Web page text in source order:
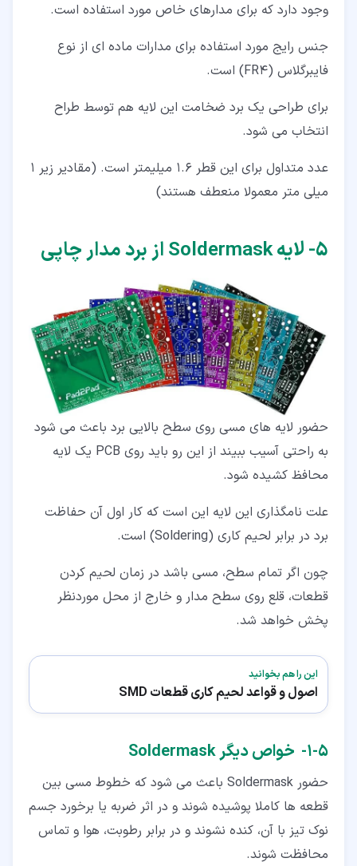
وجود دارد که برای مدارهای خاص مورد استفاده است.
جنس رایج مورد استفاده برای مدارات ماده ای از نوع
فایبرگلاس (FR4) است.
برای طراحی یک برد ضخامت این لایه هم توسط طراح
انتخاب می شود.
عدد متداول برای این قطر 1.6 میلیمتر است. (مقادیر زیر 1
میلی متر معمولا منعطف هستند)
۵‏- لایه Soldermask از برد مدار چاپی
حضور لایه های مسی روی سطح بالایی برد باعث می شود
به راحتی آسیب ببیند از این رو باید روی PCB یک لایه
محافظ کشیده شود.
علت نامگذاری این لایه این است که کار اول آن حفاظت
برد در برابر لحیم کاری (Soldering) است.
چون اگر تمام سطح، مسی باشد در زمان لحیم کردن
قطعات، قلع روی سطح مدار و خارج از محل موردنظر
پخش خواهد شد.
این را هم بخوانید
اصول و قواعد لحیم کاری قطعات SMD
۵‏-‏۱‏- خواص دیگر Soldermask
حضور Soldermask باعث می شود که خطوط مسی بین
قطعه ها کاملا پوشیده شوند و در اثر ضربه یا برخورد جسم
نوک تیز با آن، کنده نشوند و در برابر رطوبت، هوا و تماس
محافظت شوند.